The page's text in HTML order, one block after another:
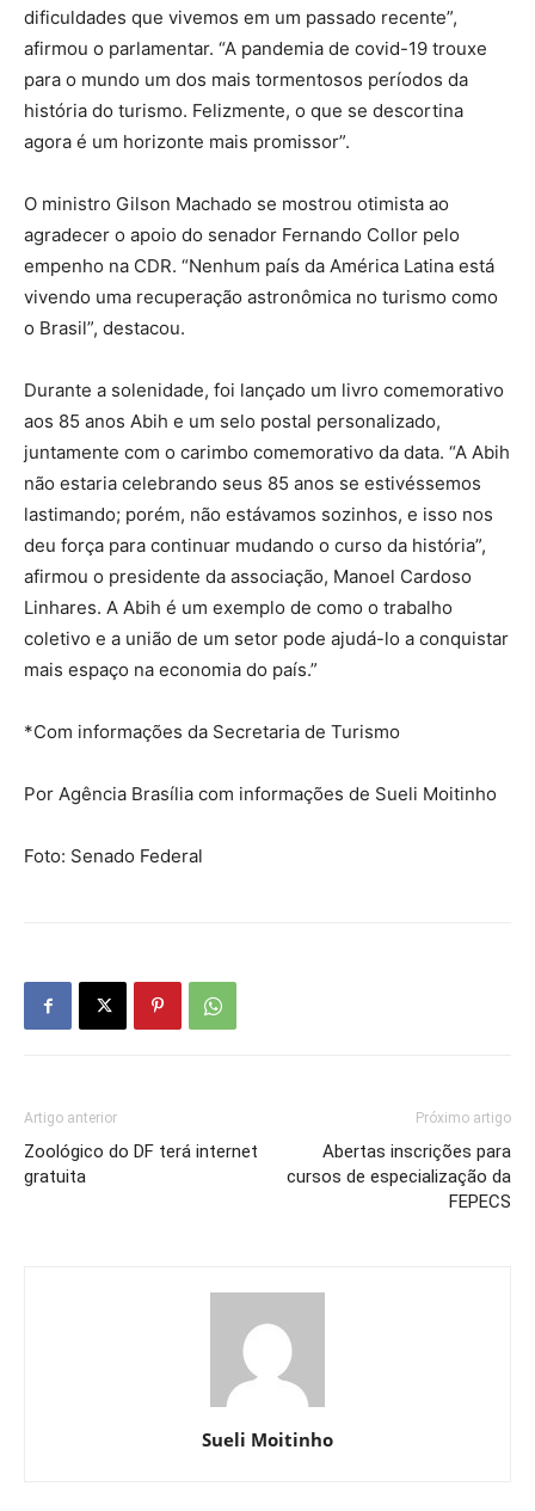
dificuldades que vivemos em um passado recente”,
afirmou o parlamentar. “A pandemia de covid-19 trouxe
para o mundo um dos mais tormentosos períodos da
história do turismo. Felizmente, o que se descortina
agora é um horizonte mais promissor”.
O ministro Gilson Machado se mostrou otimista ao
agradecer o apoio do senador Fernando Collor pelo
empenho na CDR. “Nenhum país da América Latina está
vivendo uma recuperação astronômica no turismo como
o Brasil”, destacou.
Durante a solenidade, foi lançado um livro comemorativo
aos 85 anos Abih e um selo postal personalizado,
juntamente com o carimbo comemorativo da data. “A Abih
não estaria celebrando seus 85 anos se estivéssemos
lastimando; porém, não estávamos sozinhos, e isso nos
deu força para continuar mudando o curso da história”,
afirmou o presidente da associação, Manoel Cardoso
Linhares. A Abih é um exemplo de como o trabalho
coletivo e a união de um setor pode ajudá-lo a conquistar
mais espaço na economia do país.”
*Com informações da Secretaria de Turismo
Por Agência Brasília com informações de Sueli Moitinho
Foto: Senado Federal
Artigo anterior
Zoológico do DF terá internet
gratuita
Próximo artigo
Abertas inscrições para
cursos de especialização da
FEPECS
Sueli Moitinho